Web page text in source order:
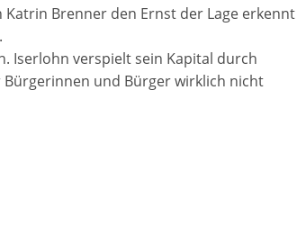
Brenner den Ernst der Lage erkennt
Iserlohn verspielt sein Kapital durch
und Bürger wirklich nicht